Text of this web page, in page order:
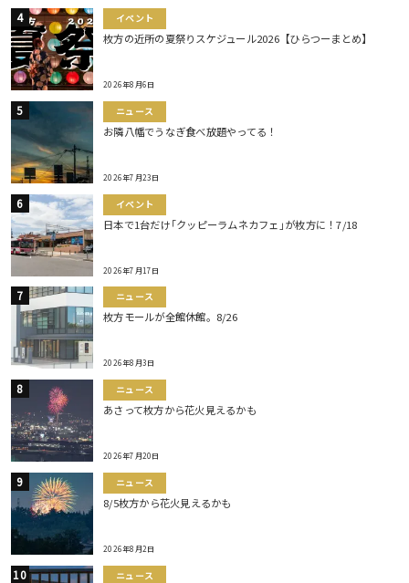
イベント
枚方の近所の夏祭りスケジュール2026【ひらつーまとめ】
2026年8月6日
ニュース
お隣八幡でうなぎ食べ放題やってる！
2026年7月23日
イベント
日本で1台だけ｢クッピーラムネカフェ｣が枚方に！7/18
2026年7月17日
ニュース
枚方モールが全館休館。8/26
2026年8月3日
ニュース
あさって枚方から花火見えるかも
2026年7月20日
ニュース
8/5枚方から花火見えるかも
2026年8月2日
ニュース